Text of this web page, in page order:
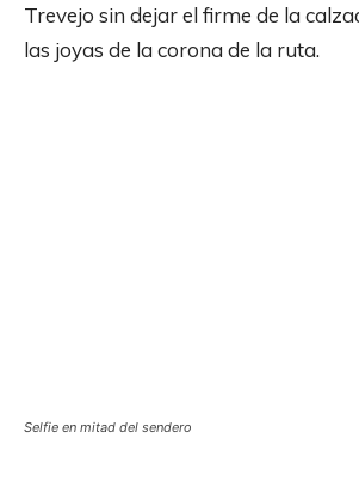
Trevejo sin dejar el firme de la
las joyas de la corona de la ruta.
Selfie en mitad del sendero